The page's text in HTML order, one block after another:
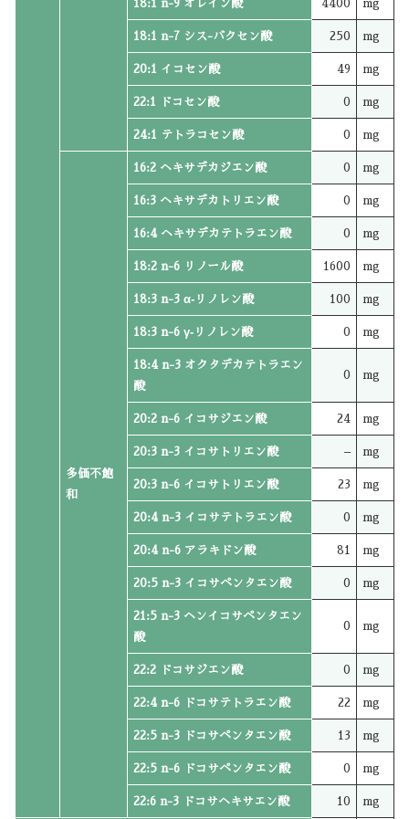
18:1 n-9 オレイン酸 4400 mg
18:1 n-7 シス-バクセン酸 250 mg
20:1 イコセン酸 49 mg
22:1 ドコセン酸 0 mg
24:1 テトラコセン酸 0 mg
多価不飽
和
16:2 ヘキサデカジエン酸 0 mg
16:3 ヘキサデカトリエン酸 0 mg
16:4 ヘキサデカテトラエン酸 0 mg
18:2 n-6 リノール酸 1600 mg
18:3 n-3 α‐リノレン酸 100 mg
18:3 n-6 γ‐リノレン酸 0 mg
18:4 n-3 オクタデカテトラエン
酸
0 mg
20:2 n-6 イコサジエン酸 24 mg
20:3 n-3 イコサトリエン酸 – mg
20:3 n-6 イコサトリエン酸 23 mg
20:4 n-3 イコサテトラエン酸 0 mg
20:4 n-6 アラキドン酸 81 mg
20:5 n-3 イコサペンタエン酸 0 mg
21:5 n-3 ヘンイコサペンタエン
酸
0 mg
22:2 ドコサジエン酸 0 mg
22:4 n-6 ドコサテトラエン酸 22 mg
22:5 n-3 ドコサペンタエン酸 13 mg
22:5 n-6 ドコサペンタエン酸 0 mg
22:6 n-3 ドコサヘキサエン酸 10 mg